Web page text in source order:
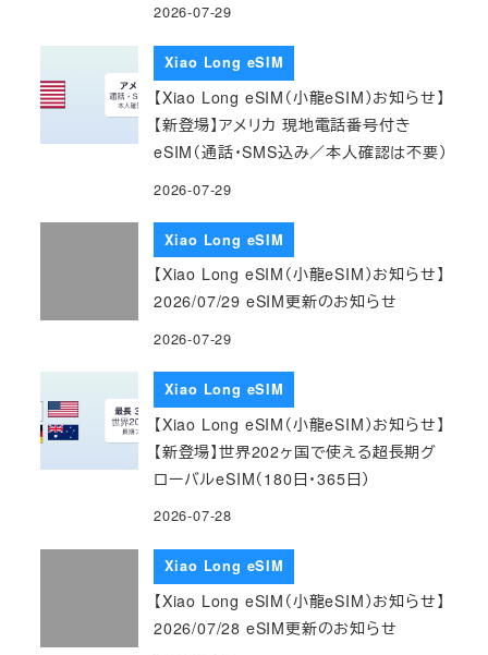
2026-07-29
Xiao Long eSIM
【Xiao Long eSIM（小龍eSIM）お知らせ】
【新登場】アメリカ 現地電話番号付き
eSIM（通話・SMS込み／本人確認は不要）
2026-07-29
Xiao Long eSIM
【Xiao Long eSIM（小龍eSIM）お知らせ】
2026/07/29 eSIM更新のお知らせ
2026-07-29
Xiao Long eSIM
【Xiao Long eSIM（小龍eSIM）お知らせ】
【新登場】世界202ヶ国で使える超長期グ
ローバルeSIM（180日・365日）
2026-07-28
Xiao Long eSIM
【Xiao Long eSIM（小龍eSIM）お知らせ】
2026/07/28 eSIM更新のお知らせ